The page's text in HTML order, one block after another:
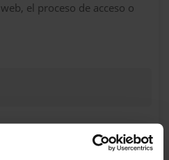
el proceso de acceso o